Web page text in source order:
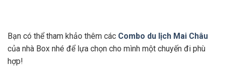
Bạn có thể tham khảo thêm các Combo du lịch Mai Châu
của nhà Box nhé để lựa chọn cho mình một chuyến đi phù
hợp!